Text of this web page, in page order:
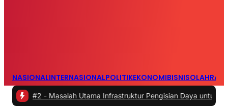
NASIONALINTERNASIONALPOLITIKEKONOMIBISNIS
Masalah Utama Infrastruktur Pengisian Daya untuk Mobil